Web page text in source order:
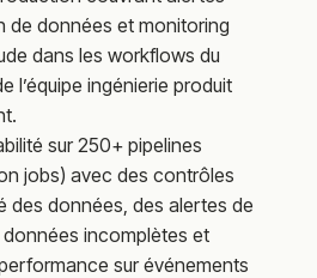
de données et monitoring
dans les workflows du
l’équipe ingénierie produit
sur 250+ pipelines
jobs) avec des contrôles
des données, des alertes de
incomplètes et
sur événements